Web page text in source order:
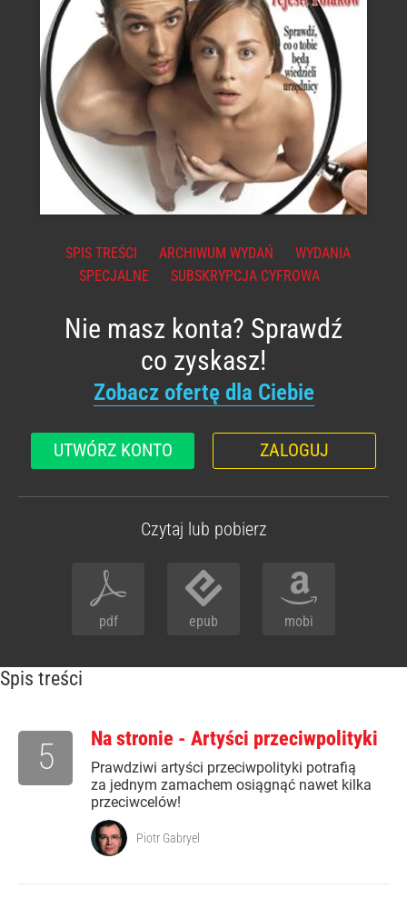
SPIS TREŚCI ARCHIWUM WYDAŃ
WYDANIA
SPECJALNE
SUBSKRYPCJA CYFROWA
Nie masz konta? Sprawdź
co zyskasz!
Zobacz ofertę dla Ciebie
UTWÓRZ KONTO ZALOGUJ
Czytaj lub pobierz
pdf epub mobi
Spis treści
Na stronie - Artyści przeciwpolityki
Prawdziwi artyści przeciwpolityki potrafią
za jednym zamachem osiągnąć nawet kilka
przeciwcelów!
5
Piotr Gabryel